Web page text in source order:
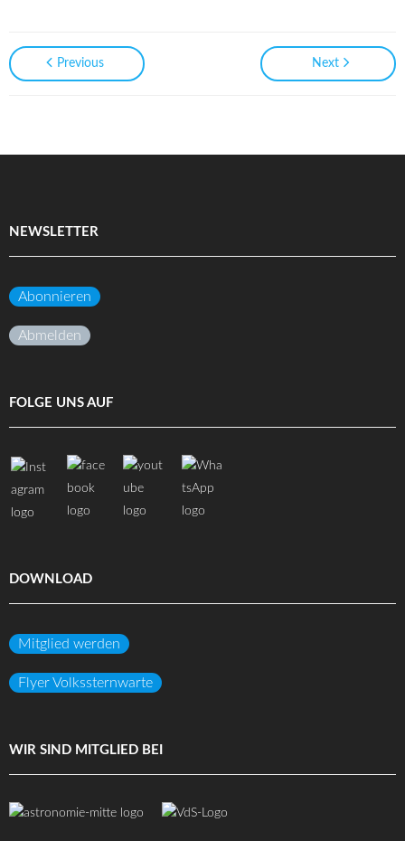
Previous Next
NEWSLETTER
Abonnieren
Abmelden
FOLGE UNS AUF
DOWNLOAD
Mitglied werden
Flyer Volkssternwarte
WIR SIND MITGLIED BEI